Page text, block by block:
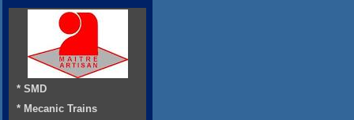
* SMD
* Mecanic Trains